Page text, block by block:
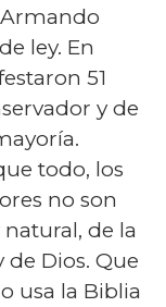
Armando
ley. En
51
y de
todo, los
no son
de la
de Dios. Que
usa la Biblia